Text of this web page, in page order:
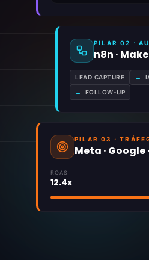
PILAR 02 ·
n8n ·
LEAD CAPTURE →
→ FOLLOW-UP
PILAR 03 ·
Meta · Google
ROAS
12.4x